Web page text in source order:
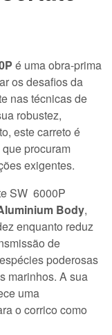
é uma obra-prima
os desafios da
nas técnicas de
robustez,
este carreto é
procuram
exigentes.
SW 6000P
Body,
enquanto reduz
de
poderosas
marinhos. A sua
uma
o corrico como